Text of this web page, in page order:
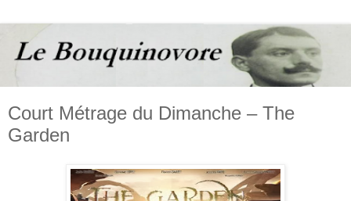
Court Métrage du Dimanche – The
Garden